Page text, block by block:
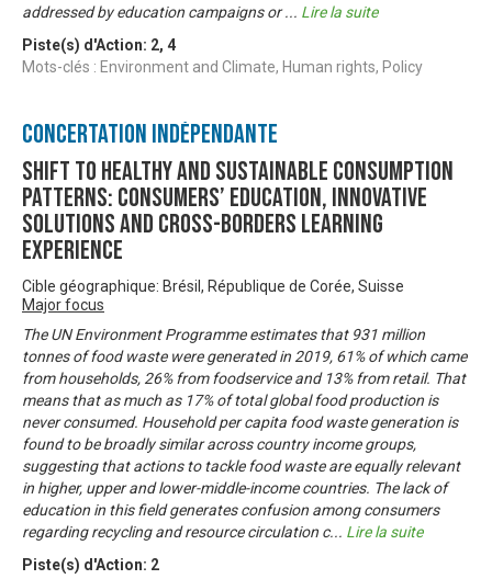
addressed by education campaigns or... Lire la suite
Piste(s) d'Action: 2, 4
Mots-clés : Environment and Climate, Human rights, Policy
Concertation Indépendante
Shift to healthy and sustainable consumption
patterns: consumers’ education, innovative
solutions and cross-borders learning
experience
Cible géographique: Brésil, République de Corée, Suisse
Major focus
The UN Environment Programme estimates that 931 million
tonnes of food waste were generated in 2019, 61% of which came
from households, 26% from foodservice and 13% from retail. That
means that as much as 17% of total global food production is
never consumed. Household per capita food waste generation is
found to be broadly similar across country income groups,
suggesting that actions to tackle food waste are equally relevant
in higher, upper and lower-middle-income countries. The lack of
education in this field generates confusion among consumers
regarding recycling and resource circulation c... Lire la suite
Piste(s) d'Action: 2